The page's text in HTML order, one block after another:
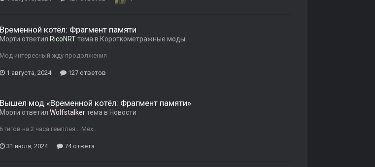
Временной котёл: Фрагмент памяти
Морти ответил RicoNRTтема в Короткометражные моды
Мод интересный жду продолжения
1 августа, 2024 127 ответов
Вышел мод «Временной котёл: Фрагмент памяти»
Морти ответил Wolfstalkerтема в Новости
6 гигов на 2 часа гемплея... Мех..
31 июля, 2024 74 ответа